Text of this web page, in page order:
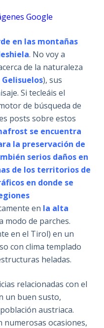
Google
en las montañas
. No voy a
de la naturaleza
), sus
Si tecleáis el
de búsqueda de
posts sobre estos
se encuentra
la preservación de
serios daños en
de los territorios de
en donde se
en la alta
modo de parches.
en el Tirol) en un
con clima templado
heladas.
relacionadas con el
un buen susto,
austriaca.
numerosas ocasiones,